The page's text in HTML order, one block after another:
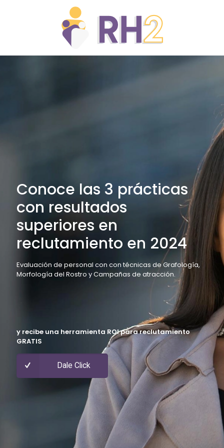
Conoce las 3 prácticas
con resultados
superiores en
reclutamiento en 2024
Evaluación de personal con con técnicas de Grafología,
Morfología del Rostro y Campañas de atracción.
y recibe una herramienta ROI para reclutamiento
GRATIS
Dale Click